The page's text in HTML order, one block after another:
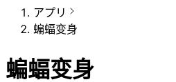
アプリ
蝙蝠变身
蝙蝠变身